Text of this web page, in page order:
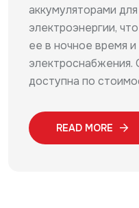
аккумуляторами
электроэнергии,
ее в ночное время
электроснабжения.
доступна по
READ MORE